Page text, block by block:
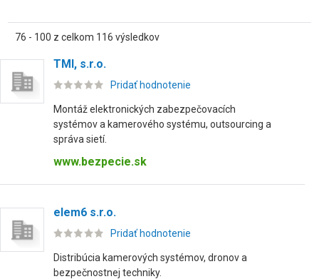
76 - 100 z celkom 116 výsledkov
TMI, s.r.o.
Pridať hodnotenie
Montáž elektronických zabezpečovacích
systémov a kamerového systému, outsourcing a
správa sietí.
www.bezpecie.sk
elem6 s.r.o.
Pridať hodnotenie
Distribúcia kamerových systémov, dronov a
bezpečnostnej techniky.